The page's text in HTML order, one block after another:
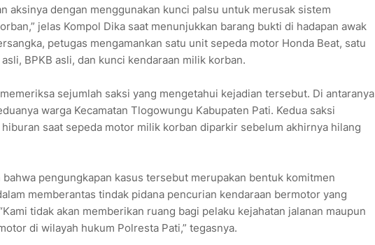
aksinya dengan menggunakan kunci palsu untuk merusak sistem
jelas Kompol Dika saat menunjukkan barang bukti di hadapan awak
petugas mengamankan satu unit sepeda motor Honda Beat, satu
BPKB asli, dan kunci kendaraan milik korban.
sejumlah saksi yang mengetahui kejadian tersebut. Di antaranya
warga Kecamatan Tlogowungu Kabupaten Pati. Kedua saksi
saat sepeda motor milik korban diparkir sebelum akhirnya hilang
bahwa pengungkapan kasus tersebut merupakan bentuk komitmen
memberantas tindak pidana pencurian kendaraan bermotor yang
tidak akan memberikan ruang bagi pelaku kejahatan jalanan maupun
di wilayah hukum Polresta Pati,” tegasnya.